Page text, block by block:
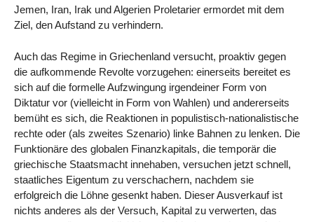
Jemen, Iran, Irak und Algerien Proletarier ermordet mit dem
Ziel, den Aufstand zu verhindern.
Auch das Regime in Griechenland versucht, proaktiv gegen
die aufkommende Revolte vorzugehen: einerseits bereitet es
sich auf die formelle Aufzwingung irgendeiner Form von
Diktatur vor (vielleicht in Form von Wahlen) und andererseits
bemüht es sich, die Reaktionen in populistisch-nationalistische
rechte oder (als zweites Szenario) linke Bahnen zu lenken. Die
Funktionäre des globalen Finanzkapitals, die temporär die
griechische Staatsmacht innehaben, versuchen jetzt schnell,
staatliches Eigentum zu verschachern, nachdem sie
erfolgreich die Löhne gesenkt haben. Dieser Ausverkauf ist
nichts anderes als der Versuch, Kapital zu verwerten, das